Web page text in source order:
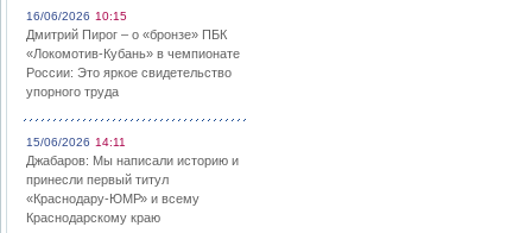
16/06/2026 10:15
Дмитрий Пирог – о «бронзе» ПБК
«Локомотив-Кубань» в чемпионате
России: Это яркое свидетельство
упорного труда
15/06/2026 14:11
Джабаров: Мы написали историю и
принесли первый титул
«Краснодару-ЮМР» и всему
Краснодарскому краю